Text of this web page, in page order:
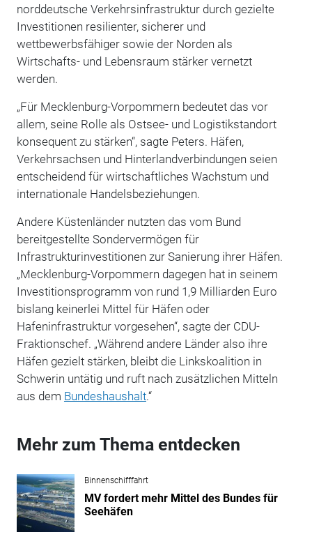
norddeutsche Verkehrsinfrastruktur durch gezielte
Investitionen resilienter, sicherer und
wettbewerbsfähiger sowie der Norden als
Wirtschafts- und Lebensraum stärker vernetzt
werden.
„Für Mecklenburg-Vorpommern bedeutet das vor
allem, seine Rolle als Ostsee- und Logistikstandort
konsequent zu stärken“, sagte Peters. Häfen,
Verkehrsachsen und Hinterlandverbindungen seien
entscheidend für wirtschaftliches Wachstum und
internationale Handelsbeziehungen.
Andere Küstenländer nutzten das vom Bund
bereitgestellte Sondervermögen für
Infrastrukturinvestitionen zur Sanierung ihrer Häfen.
„Mecklenburg-Vorpommern dagegen hat in seinem
Investitionsprogramm von rund 1,9 Milliarden Euro
bislang keinerlei Mittel für Häfen oder
Hafeninfrastruktur vorgesehen“, sagte der CDU-
Fraktionschef. „Während andere Länder also ihre
Häfen gezielt stärken, bleibt die Linkskoalition in
Schwerin untätig und ruft nach zusätzlichen Mitteln
aus dem Bundeshaushalt.“
Mehr zum Thema entdecken
Binnenschifffahrt
MV fordert mehr Mittel des Bundes für
Seehäfen